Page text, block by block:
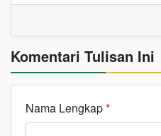
Komentari Tulisan Ini
Nama Lengkap*